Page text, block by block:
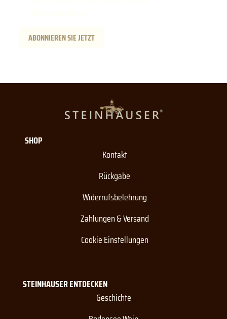
ABONNIEREN SIE JETZT
STEINHAUSER ENTDECKEN
Geschichte
SHOP
Kontakt
Rückgabe
Widerrufsbelehrung
Zahlungen & Versand
Cookie Einstellungen